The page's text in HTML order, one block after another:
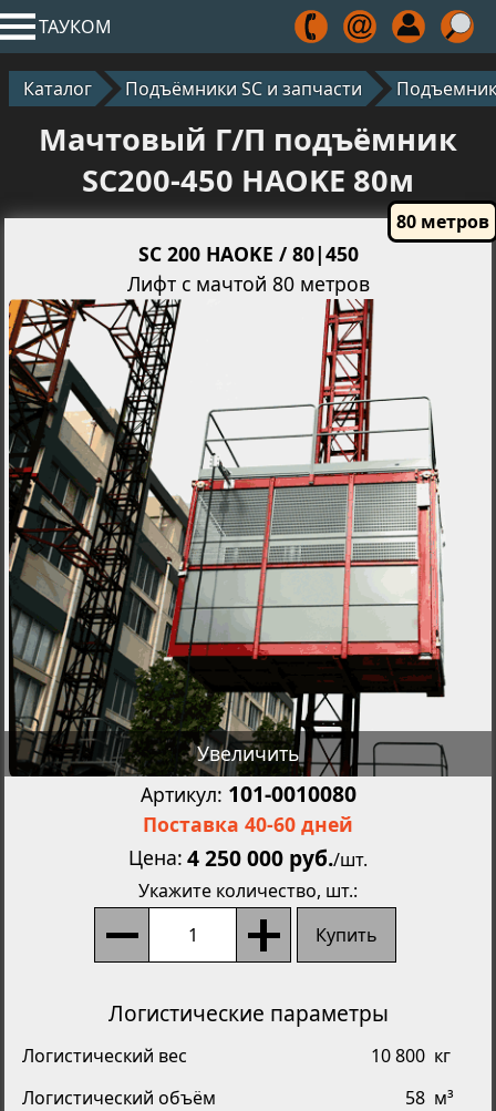
ТАУКОМ
Каталог Подъёмники SC и запчасти
Мачтовый Г/П подъёмник
SC200-450 HAOKE 80м
SC 200 HAOKE / 80|450
Лифт с мачтой 80 метров
Увеличить
Артикул: 101-0010080
Поставка 40-60 дней
Цена 4 250 000 руб./шт.
Укажите количество, шт.:
Купить
Логистические параметры
Логистический вес 10 800 кг
Логистический объём
58 м³